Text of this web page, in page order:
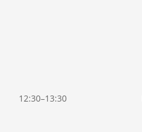
12:30–13:30